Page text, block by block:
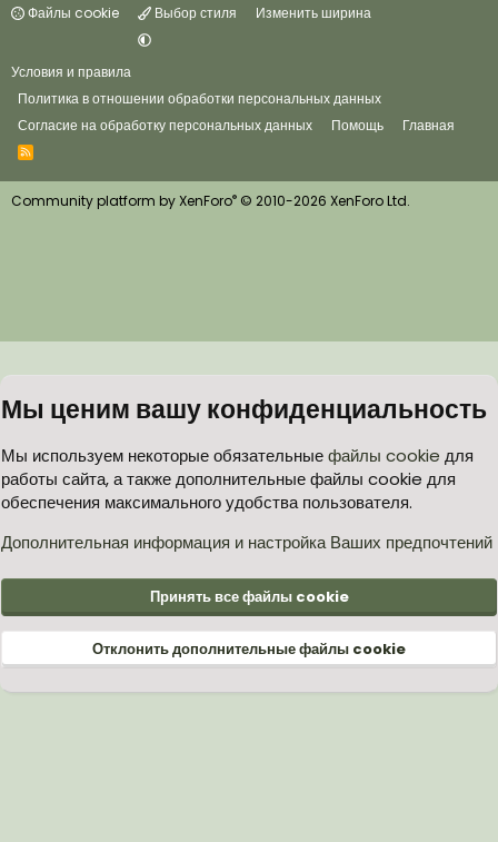
Файлы cookie Выбор стиля Изменить ширина
Условия и правила
Политика в отношении обработки персональных данных
Согласие на обработку персональных данных
Помощь Главная
R
S
S
Community platform by XenForo® © 2010-2026 XenForo Ltd.
Мы ценим вашу конфиденциальность
Мы используем некоторые обязательныефайлы cookie для
работы сайта, а также дополнительные файлы cookie для
обеспечения максимального удобства пользователя.
Дополнительная информация и настройка Ваших предпочтений
Принять все файлы cookie
Отклонить дополнительные файлы cookie